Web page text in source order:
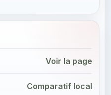
Voir la page
Comparatif local